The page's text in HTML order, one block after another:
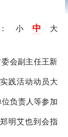
小 中 大
会副主任王新
践活动动员大
负责人等参加
明艾也到会指